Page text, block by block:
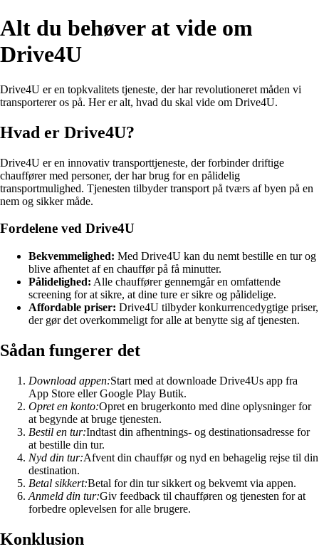
Alt du behøver at vide om
Drive4U
Drive4U er en topkvalitets tjeneste, der har revolutioneret måden vi
transporterer os på. Her er alt, hvad du skal vide om Drive4U.
Hvad er Drive4U?
Drive4U er en innovativ transporttjeneste, der forbinder driftige
chauffører med personer, der har brug for en pålidelig
transportmulighed. Tjenesten tilbyder transport på tværs af byen på en
nem og sikker måde.
Fordelene ved Drive4U
Bekvemmelighed: Med Drive4U kan du nemt bestille en tur og
blive afhentet af en chauffør på få minutter.
Pålidelighed: Alle chauffører gennemgår en omfattende
screening for at sikre, at dine ture er sikre og pålidelige.
Affordable priser: Drive4U tilbyder konkurrencedygtige priser,
der gør det overkommeligt for alle at benytte sig af tjenesten.
Sådan fungerer det
Download appen:Start med at downloade Drive4Us app fra
App Store eller Google Play Butik.
Opret en konto:Opret en brugerkonto med dine oplysninger for
at begynde at bruge tjenesten.
Bestil en tur:Indtast din afhentnings- og destinationsadresse for
at bestille din tur.
Nyd din tur:Afvent din chauffør og nyd en behagelig rejse til din
destination.
Betal sikkert:Betal for din tur sikkert og bekvemt via appen.
Anmeld din tur:Giv feedback til chaufføren og tjenesten for at
forbedre oplevelsen for alle brugere.
Konklusion